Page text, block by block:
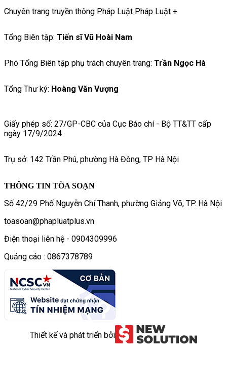
Chuyên trang truyền thông Pháp Luật Pháp Luật +
Tổng Biên tập: Tiến sĩ Vũ Hoài Nam
Phó Tổng Biên tập phụ trách chuyên trang: Trần Ngọc Hà
Tổng Thư ký: Hoàng Văn Vượng
Giấy phép số: 27/GP-CBC của Cục Báo chí - Bộ TT&TT cấp
ngày 17/9/2024
Trụ sở: 142 Trần Phú, phường Hà Đông, TP Hà Nội
THÔNG TIN TÒA SOẠN
Số 42/29 Phố Nguyễn Chí Thanh, phường Giảng Võ, TP. Hà Nội
toasoan@phapluatplus.vn
Điện thoại liên hệ - 0904309996
Quảng cáo : 0867378789
Thiết kế và phát triển bởi